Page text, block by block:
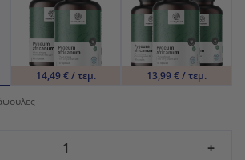
14,49 € / τεμ.
13,99 € / τεμ.
+